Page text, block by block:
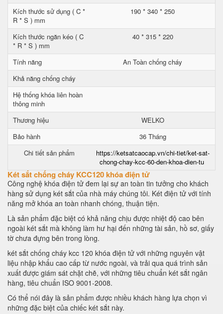
Kích thước sử dụng ( C *
R * S ) mm
190 * 340 * 250
Kích thước ngăn kéo ( C
* R * S ) mm
40 * 315 * 220
Tính năng
An Toàn chống cháy
Khả năng chống cháy
Hệ thống khóa liên hoàn
thông minh
Thương hiệu
WELKO
Bảo hành
36 Tháng
Chi tiết sản phẩm
https://ketsatcaocap.vn/chi-tiet/ket-sat-
chong-chay-kcc-60-den-khoa-dien-tu
Két sắt chống cháy KCC120 khóa điện tử
Công nghệ khóa điện tử đem lại sự an toàn tin tưởng cho khách
hàng sử dụng két sắt của nhà máy chúng tôi. Két điện tử với tính
năng mở khóa an toàn nhanh chóng, thuận tiện.
Là sản phẩm đặc biệt có khả năng chịu được nhiệt độ cao bên
ngoài két sắt mà không làm hư hại đến những tài sản, hồ sơ, giấy
tờ chưa đựng bên trong lòng.
két sắt chống cháy kcc 120 khóa điện tử với những nguyên vật
liệu nhập khẩu cao cấp từ nước ngoài, và trải qua quá trình sản
xuất được giám sát chặt chẽ, với những tiêu chuẩn két sắt ngân
hàng, tiêu chuẩn ISO 9001-2008.
Có thể nói đây là sản phẩm được nhiều khách hàng lựa chọn vì
những đặc biệt của chiếc két sắt này.